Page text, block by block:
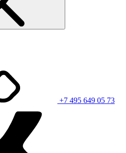
+7 495 649 05 73